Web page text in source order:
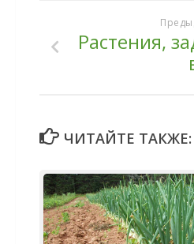
Растения,
ЧИТАЙТЕ ТАКЖЕ: